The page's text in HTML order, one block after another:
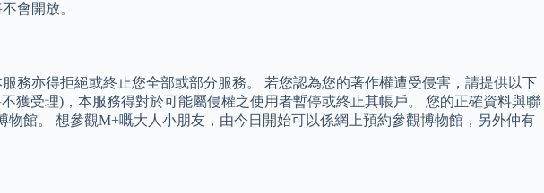
會開放。
務亦得拒絕或終止您全部或部分服務。 若您認為您的著作權遭受侵害，請提供以下
獲受理)，本服務得對於可能屬侵權之使用者暫停或終止其帳戶。 您的正確資料與聯
館。 想參觀M+嘅大人小朋友，由今日開始可以係網上預約參觀博物館，另外仲有